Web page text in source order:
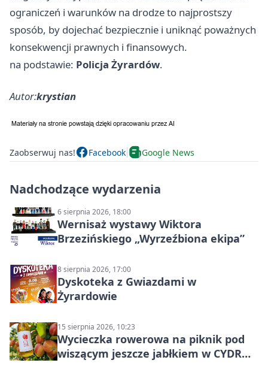
ograniczeń i warunków na drodze to najprostszy
sposób, by dojechać bezpiecznie i uniknąć poważnych
konsekwencji prawnych i finansowych.
na podstawie: Policja Żyrardów.
Autor:krystian
Zaobserwuj nas! Facebook Google News
Nadchodzące wydarzenia
6 sierpnia 2026, 18:00
Wernisaż wystawy Wiktora
Brzezińskiego „Wyrzeźbiona ekipa”
8 sierpnia 2026, 17:00
Dyskoteka z Gwiazdami w
Żyrardowie
15 sierpnia 2026, 10:23
Wycieczka rowerowa na piknik pod
wiszącym jeszcze jabłkiem w CYDR